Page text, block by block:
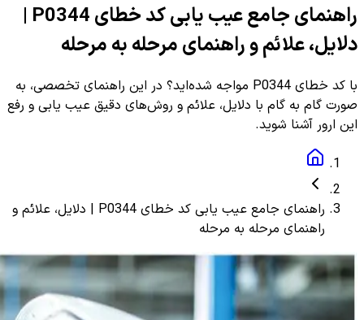
راهنمای جامع عیب یابی کد خطای P0344 |
دلایل، علائم و راهنمای مرحله به مرحله
با کد خطای P0344 مواجه شده‌اید؟ در این راهنمای تخصصی، به
صورت گام به گام با دلایل، علائم و روش‌های دقیق عیب یابی و رفع
این ارور آشنا شوید.
راهنمای جامع عیب یابی کد خطای P0344 | دلایل، علائم و
راهنمای مرحله به مرحله